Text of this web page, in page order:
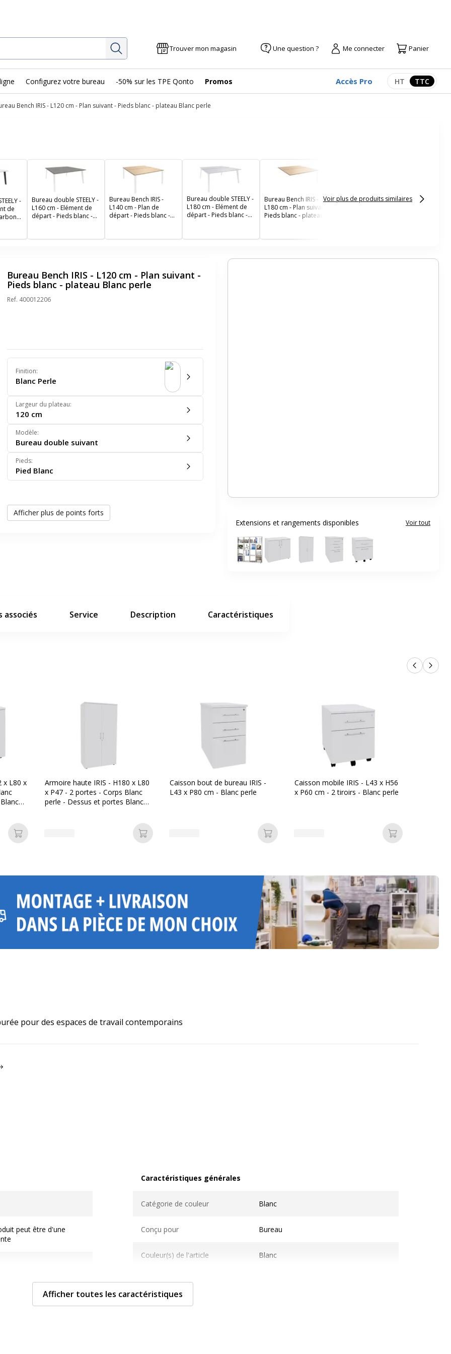
Rechercher Trouver mon magasin Une question ? Me connecter Panier
Configurez votre bureau -50% sur les TPE Qonto Promos Accès Pro Afficher les
HT TTC
Bench IRIS - L120 cm - Plan suivant - Pieds blanc - plateau Blanc perle
-
de
Bureau double STEELY -
L160 cm - Elément de
départ - Pieds blanc -
Bureau Bench IRIS -
L140 cm - Plan de
départ - Pieds blanc -
Bureau double STEELY -
L180 cm - Elément de
départ - Pieds blanc -
Bureau Bench IRIS -
L180 cm - Plan suivant -
Pieds blanc - plateau
Voir plus de produits similaires
en plein écran
suivant
Bureau Bench IRIS - L120 cm - Plan suivant -
Pieds blanc - plateau Blanc perle
Ref. 400012206
Finition:
Blanc Perle
Largeur du plateau:
120 cm
Modèle:
Bureau double suivant
Pieds:
Pied Blanc
Panneau de courtoisie
2 ports de câbles
Afficher plus de points forts
Extensions et rangements disponibles
Voir tout
associés Service Description Caractéristiques
Produits
x L80 x
Ajouter au panier
Armoire haute IRIS - H180 x L80
x P47 - 2 portes - Corps Blanc
perle - Dessus et portes Blanc
Ajouter au panier
Caisson bout de bureau IRIS -
L43 x P80 cm - Blanc perle
Ajouter au panier
Caisson mobile IRIS - L43 x H56
x P60 cm - 2 tiroirs - Blanc perle
Ajouter au
pour des espaces de travail contemporains
peut être d'une
Caractéristiques générales
Catégorie de couleur Blanc
Conçu pour Bureau
Couleur(s) de l'article Blanc
Design
Finition
Afficher toutes les caractéristiques